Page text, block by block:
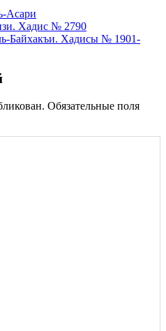
Асари
Хадис № 2790
Байхакъи. Хадисы № 1901-
Обязательные поля